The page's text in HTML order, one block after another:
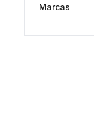
Marcas